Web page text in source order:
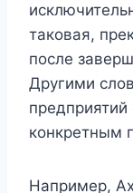
таковая,
после
Другими
конкретным
Например,